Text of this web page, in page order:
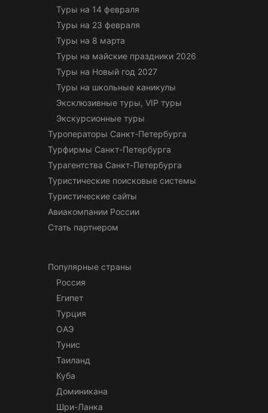
Туры на 14 февраля
Туры на 23 февраля
Туры на 8 марта
Туры на майские праздники 2026
Туры на Новый год 2027
Туры на школьные каникулы
Эксклюзивные туры, VIP туры
Экскурсионные туры
Туроператоры Санкт-Петербурга
Турфирмы Санкт-Петербурга
Турагентства Санкт-Петербурга
Туристические поисковые системы
Туристические сайты
Авиакомпании России
Стать партнером
Популярные страны
Россия
Египет
Турция
ОАЭ
Тунис
Таиланд
Куба
Доминикана
Шри-Ланка